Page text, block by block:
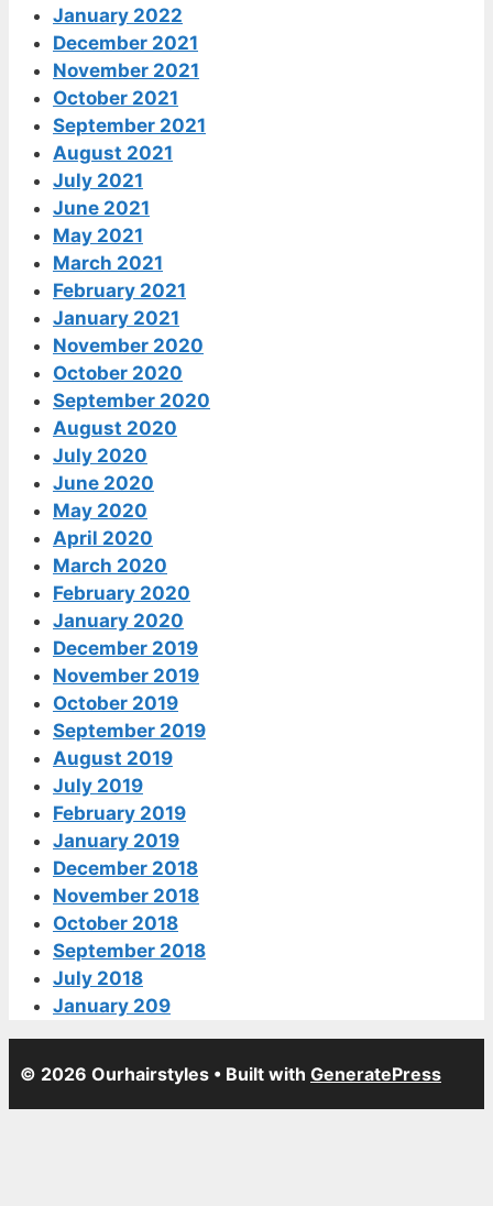
January 2022
December 2021
November 2021
October 2021
September 2021
August 2021
July 2021
June 2021
May 2021
March 2021
February 2021
January 2021
November 2020
October 2020
September 2020
August 2020
July 2020
June 2020
May 2020
April 2020
March 2020
February 2020
January 2020
December 2019
November 2019
October 2019
September 2019
August 2019
July 2019
February 2019
January 2019
December 2018
November 2018
October 2018
September 2018
July 2018
January 209
© 2026 Ourhairstyles • Built with GeneratePress